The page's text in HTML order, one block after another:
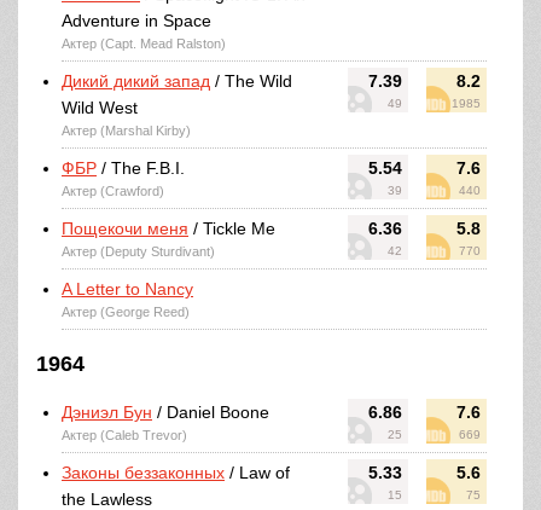
Adventure in Space
Актер (Capt. Mead Ralston)
7.39
49
8.2
1985
Дикий дикий запад / The Wild
Wild West
Актер (Marshal Kirby)
5.54
39
7.6
440
ФБР / The F.B.I.
Актер (Crawford)
6.36
42
5.8
770
Пощекочи меня / Tickle Me
Актер (Deputy Sturdivant)
A Letter to Nancy
Актер (George Reed)
1964
6.86
25
7.6
669
Дэниэл Бун / Daniel Boone
Актер (Caleb Trevor)
5.33
15
5.6
75
Законы беззаконных / Law of
the Lawless